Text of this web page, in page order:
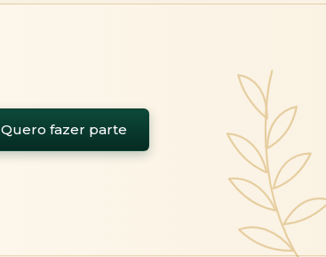
Quero fazer parte